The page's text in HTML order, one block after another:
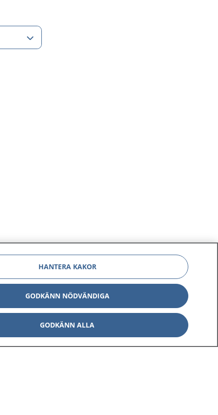
HANTERA KAKOR
GODKÄNN NÖDVÄNDIGA
GODKÄNN ALLA